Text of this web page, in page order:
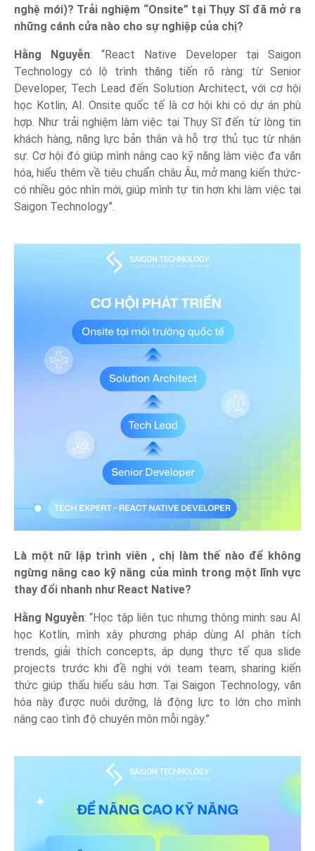
nghệ mới)? Trải nghiệm “Onsite” tại Thụy Sĩ đã mở ra
những cánh cửa nào cho sự nghiệp của chị?
Hằng Nguyễn: “React Native Developer tại Saigon
Technology có lộ trình thăng tiến rõ ràng: từ Senior
Developer, Tech Lead đến Solution Architect, với cơ hội
học Kotlin, AI. Onsite quốc tế là cơ hội khi có dự án phù
hợp. Như trải nghiệm làm việc tại Thụy Sĩ đến từ lòng tin
khách hàng, năng lực bản thân và hỗ trợ thủ tục từ nhân
sự. Cơ hội đó giúp mình nâng cao kỹ năng làm việc đa văn
hóa, hiểu thêm về tiêu chuẩn châu Âu, mở mang kiến thức-
có nhiều góc nhìn mới, giúp mình tự tin hơn khi làm việc tại
Saigon Technology”.
Là một nữ lập trình viên , chị làm thế nào để không
ngừng nâng cao kỹ năng của mình trong một lĩnh vực
thay đổi nhanh như React Native?
Hằng Nguyễn: “Học tập liên tục nhưng thông minh: sau AI
học Kotlin, mình xây phương pháp dùng AI phân tích
trends, giải thích concepts, áp dụng thực tế qua slide
projects trước khi đề nghị với team team, sharing kiến
thức giúp thấu hiểu sâu hơn. Tại Saigon Technology, văn
hóa này được nuôi dưỡng, là động lực to lớn cho mình
nâng cao tình độ chuyên môn mỗi ngày.”